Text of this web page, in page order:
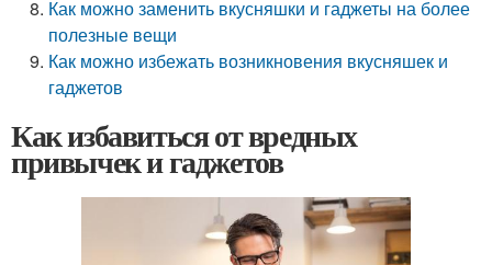
Как можно заменить вкусняшки и гаджеты на более
полезные вещи
Как можно избежать возникновения вкусняшек и
гаджетов
Как избавиться от вредных
привычек и гаджетов